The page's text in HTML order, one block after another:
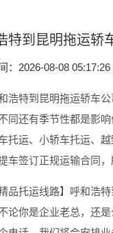
特到昆明拖运轿
：2026-08-08 05:17:26
特到昆明拖运轿车公
同还有季节性都是影
托运、小轿车托运、
车签订正规运输合同
托运线路】呼和浩特
论你是企业老总，还